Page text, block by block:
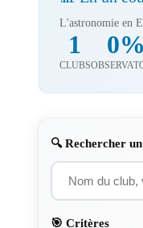
L'astronomie en
1
CLUBS
0%
🔍 Rechercher
🎯 Critères